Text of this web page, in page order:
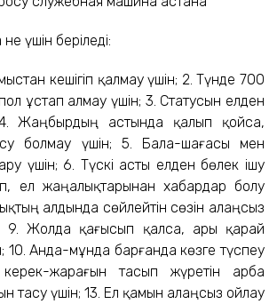
не үшін беріледі:
кешігіп қалмау үшін; 2. Түнде 700
ұстап алмау үшін; 3. Статусын елден
Жаңбырдың астында қалып қойса,
болмау үшін; 5. Бала-шағасы мен
үшін; 6. Түскі асты елден бөлек ішу
ел жаңалықтарынан хабардар болу
алдында сөйлейтін сөзін алаңсыз
9. Жолда қағысып қалса, ары қарай
10. Анда-мұнда барғанда көзге түспеу
жарағын тасып жүретін арба
тасу үшін; 13. Ел қамын алаңсыз ойлау